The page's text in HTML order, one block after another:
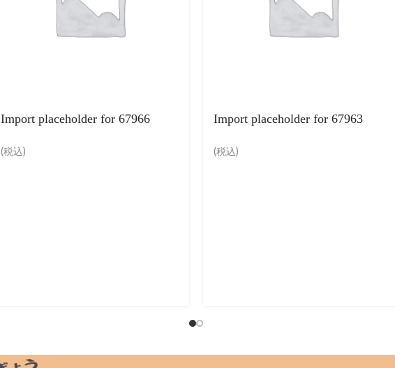
Import placeholder for 67966
(税込)
Import placeholder for 67963
(税込)